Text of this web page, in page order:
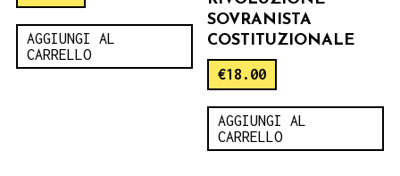
AGGIUNGI AL
CARRELLO
SOVRANISTA
COSTITUZIONALE
€18.00
AGGIUNGI AL
CARRELLO